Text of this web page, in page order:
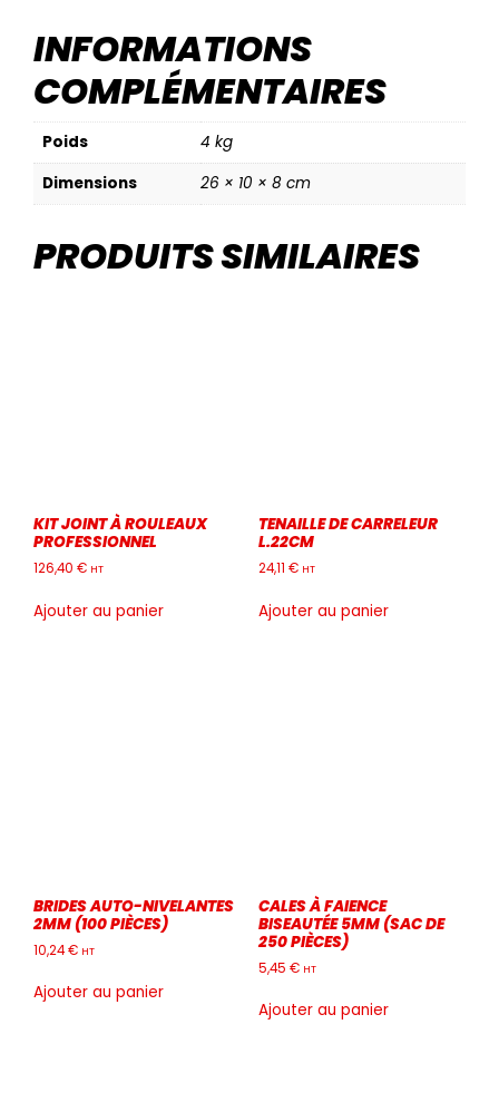
INFORMATIONS
COMPLÉMENTAIRES
Poids
4 kg
Dimensions
26 × 10 × 8 cm
PRODUITS SIMILAIRES
KIT JOINT À ROULEAUX
PROFESSIONNEL
126,40 € HT
Ajouter au panier
TENAILLE DE CARRELEUR
L.22CM
24,11 € HT
Ajouter au panier
BRIDES AUTO-NIVELANTES
2MM (100 PIÈCES)
10,24€ HT
Ajouter au panier
CALES À FAIENCE
BISEAUTÉE 5MM (SAC DE
250 PIÈCES)
5,45 € HT
Ajouter au panier